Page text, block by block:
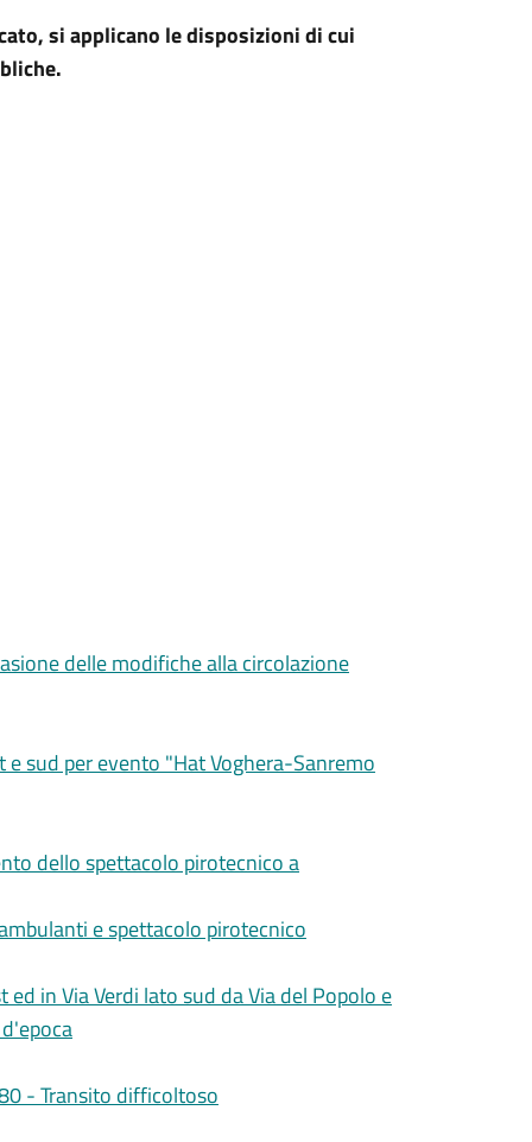
si applicano le disposizioni di cui
delle modifiche alla circolazione
sud per evento "Hat Voghera-Sanremo
dello spettacolo pirotecnico a
e spettacolo pirotecnico
in Via Verdi lato sud da Via del Popolo e
- Transito difficoltoso